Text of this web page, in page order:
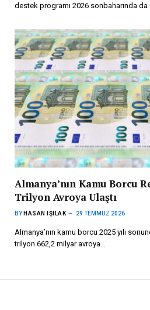
destek programı 2026 sonbaharında da
Almanya’nın Kamu Borcu
Trilyon Avroya Ulaştı
BY HASAN IŞILAK 29 TEMMUZ 2026
Almanya’nın kamu borcu 2025 yılı
trilyon 662,2 milyar avroya…